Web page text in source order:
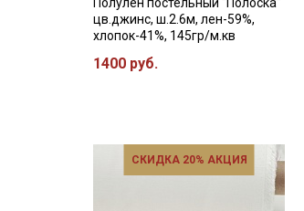
цв.джинс, ш.2.6м, лен-59%,
хлопок-41%, 145гр/м.кв
1400 руб.
СКИДКА 20% АКЦИЯ